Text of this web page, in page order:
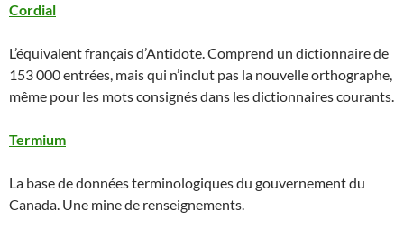
Cordial
L’équivalent français d’Antidote. Comprend un dictionnaire de
153 000 entrées, mais qui n’inclut pas la nouvelle orthographe,
même pour les mots consignés dans les dictionnaires courants.
Termium
La base de données terminologiques du gouvernement du
Canada. Une mine de renseignements.